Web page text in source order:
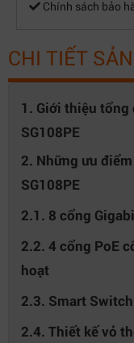
Chính sách bảo
CHI TIẾT
1. Giới thiệu tổng
SG108PE
2. Những ưu
SG108PE
2.1. 8 cổng
2.2. 4 cổng PoE
hoạt
2.3. Smart
2.4. Thiết kế vỏ